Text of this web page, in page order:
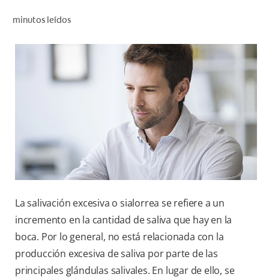
PARA PROFESIONALES
SUSCRÍBASE
minutos leídos
La salivación excesiva o sialorrea se refiere a un
incremento en la cantidad de saliva que hay en la
boca. Por lo general, no está relacionada con la
producción excesiva de saliva por parte de las
principales glándulas salivales. En lugar de ello, se